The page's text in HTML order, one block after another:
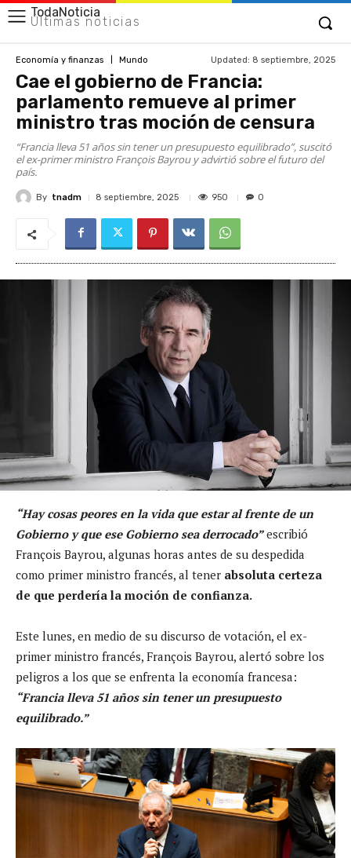
TodaNoticia
Últimas noticias
Economía y finanzas Mundo Updated: 8 septiembre, 2025
Cae el gobierno de Francia:
parlamento remueve al primer
ministro tras moción de censura
“Francia lleva 51 años sin tener un presupuesto equilibrado”, suscitó
el ex-primer ministro François Bayrou y advirtió sobre el futuro del
país.
By tnadm 8 septiembre, 2025 950 0
“Hay cosas peores en la vida que estar al frente de un
Gobierno y que ese Gobierno sea derrocado”escribió
François Bayrou, algunas horas antes de su despedida
como primer ministro francés, al tener absoluta certeza
de que perdería la moción de confianza.
Este lunes, en medio de su discurso de votación, el ex-
primer ministro francés, François Bayrou, alertó sobre los
peligros a los que se enfrenta la economía francesa:
“Francia lleva 51 años sin tener un presupuesto
equilibrado.”